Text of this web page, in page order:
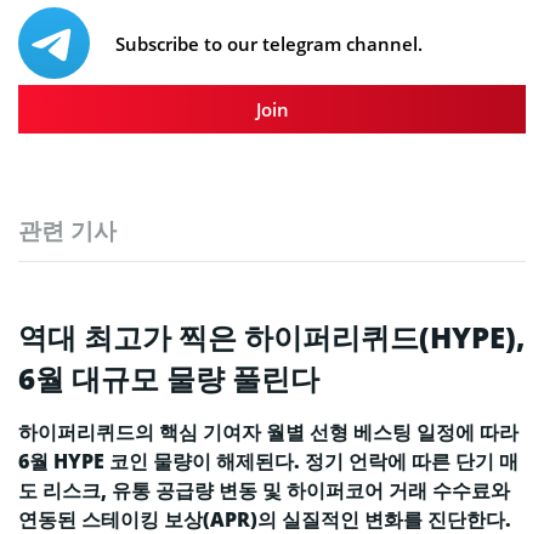
Subscribe to our telegram channel.
Join
관련 기사
역대 최고가 찍은 하이퍼리퀴드(HYPE),
6월 대규모 물량 풀린다
하이퍼리퀴드의 핵심 기여자 월별 선형 베스팅 일정에 따라
6월 HYPE 코인 물량이 해제된다. 정기 언락에 따른 단기 매
도 리스크, 유통 공급량 변동 및 하이퍼코어 거래 수수료와
연동된 스테이킹 보상(APR)의 실질적인 변화를 진단한다.